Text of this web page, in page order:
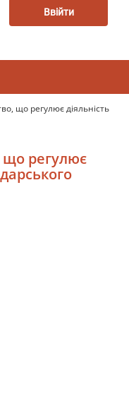
Ввійти
що регулює діяльність
що регулює